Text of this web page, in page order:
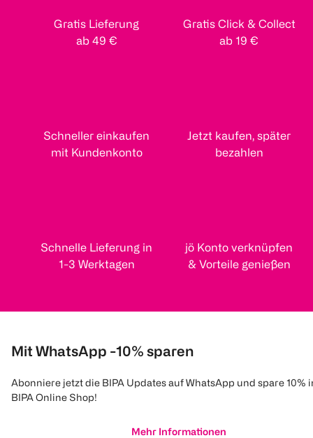
Gratis Lieferung
ab 49 €
Gratis Click & Collect
ab 19 €
Schneller einkaufen
mit Kundenkonto
Jetzt kaufen, später
bezahlen
Schnelle Lieferung in
1-3 Werktagen
jö Konto verknüpfen
& Vorteile genießen
Mit WhatsApp -10% sparen
Abonniere jetzt die BIPA Updates auf WhatsApp und spare 10%
BIPA Online Shop!
Mehr Informationen